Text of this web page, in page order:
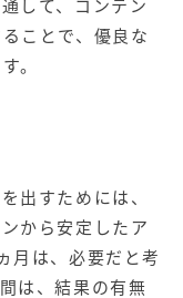
して、コンテン
ことで、優良な
。
出すためには、
から安定したア
月は、必要だと考
は、結果の有無